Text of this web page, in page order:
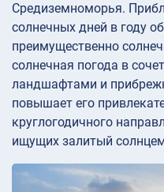
Средиземноморья.
солнечных дней в году
преимущественно
солнечная погода в
ландшафтами и
повышает его
круглогодичного
ищущих залитый